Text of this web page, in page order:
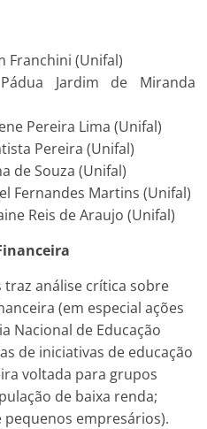
Franchini (Unifal)
Jardim de Miranda
Pereira Lima (Unifal)
Pereira (Unifal)
de Souza (Unifal)
Fernandes Martins (Unifal)
Reis de Araujo (Unifal)
traz análise crítica sobre
(em especial ações
Nacional de Educação
de iniciativas de educação
voltada para grupos
de baixa renda;
empresários).